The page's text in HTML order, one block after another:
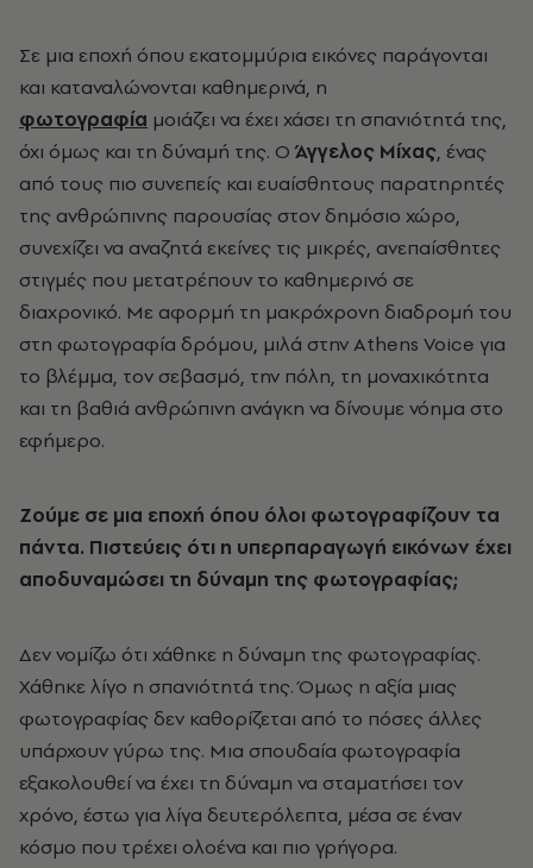
Σε μια εποχή όπου εκατομμύρια εικόνες παράγονται
και καταναλώνονται καθημερινά, η
φωτογραφία μοιάζει να έχει χάσει τη σπανιότητά της,
όχι όμως και τη δύναμή της. Ο Άγγελος Μίχας, ένας
από τους πιο συνεπείς και ευαίσθητους παρατηρητές
της ανθρώπινης παρουσίας στον δημόσιο χώρο,
συνεχίζει να αναζητά εκείνες τις μικρές, ανεπαίσθητες
στιγμές που μετατρέπουν το καθημερινό σε
διαχρονικό. Με αφορμή τη μακρόχρονη διαδρομή του
στη φωτογραφία δρόμου, μιλά στην Athens Voice για
το βλέμμα, τον σεβασμό, την πόλη, τη μοναχικότητα
και τη βαθιά ανθρώπινη ανάγκη να δίνουμε νόημα στο
εφήμερο.
Ζούμε σε μια εποχή όπου όλοι φωτογραφίζουν τα
πάντα. Πιστεύεις ότι η υπερπαραγωγή εικόνων έχει
αποδυναμώσει τη δύναμη της φωτογραφίας;
Δεν νομίζω ότι χάθηκε η δύναμη της φωτογραφίας.
Χάθηκε λίγο η σπανιότητά της. Όμως η αξία μιας
φωτογραφίας δεν καθορίζεται από το πόσες άλλες
υπάρχουν γύρω της. Μια σπουδαία φωτογραφία
εξακολουθεί να έχει τη δύναμη να σταματήσει τον
χρόνο, έστω για λίγα δευτερόλεπτα, μέσα σε έναν
κόσμο που τρέχει ολοένα και πιο γρήγορα.